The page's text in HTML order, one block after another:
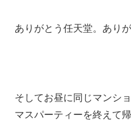
ありがとう任天堂。あり
そしてお昼に同じマンシ
マスパーティーを終えて